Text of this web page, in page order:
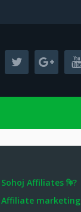
Sohoj Affiliates কি?
Affiliate marketing